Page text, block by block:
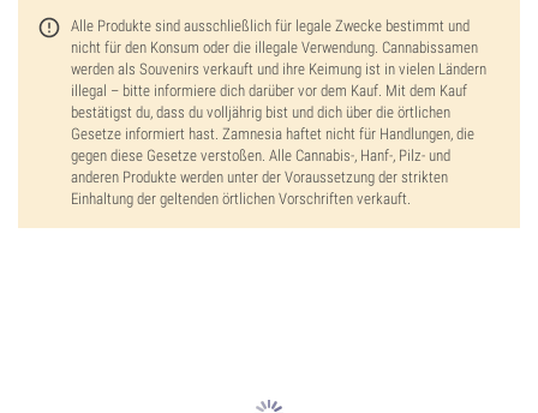
Alle Produkte sind ausschließlich für legale Zwecke bestimmt und
nicht für den Konsum oder die illegale Verwendung. Cannabissamen
werden als Souvenirs verkauft und ihre Keimung ist in vielen Ländern
illegal – bitte informiere dich darüber vor dem Kauf. Mit dem Kauf
bestätigst du, dass du volljährig bist und dich über die örtlichen
Gesetze informiert hast. Zamnesia haftet nicht für Handlungen, die
gegen diese Gesetze verstoßen. Alle Cannabis-, Hanf-, Pilz- und
anderen Produkte werden unter der Voraussetzung der strikten
Einhaltung der geltenden örtlichen Vorschriften verkauft.